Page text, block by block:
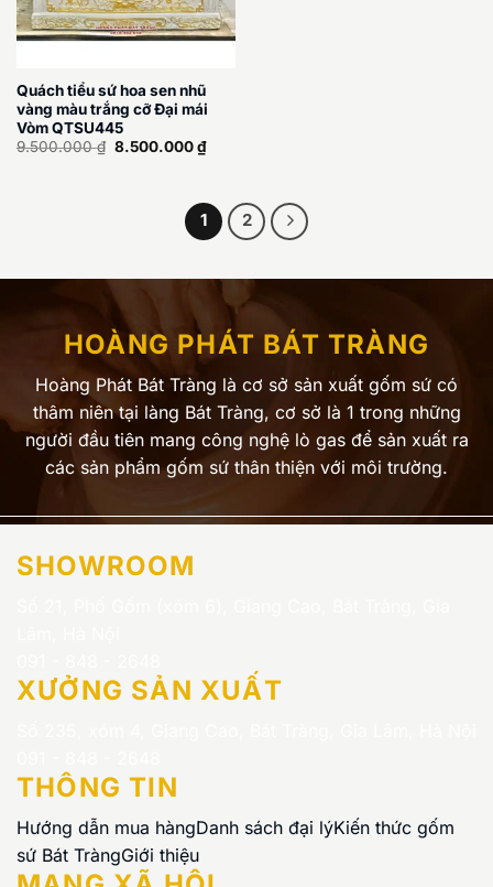
Quách tiểu sứ hoa sen nhũ
vàng màu trắng cỡ Đại mái
Vòm QTSU445
9.500.000₫ Giá
8.500.000₫Giá
hiện
8.500.000 ₫.
1 2
HOÀNG PHÁT BÁT TRÀNG
Hoàng Phát Bát Tràng là cơ sở sản xuất gốm sứ có
thâm niên tại làng Bát Tràng, cơ sở là 1 trong những
người đầu tiên mang công nghệ lò gas để sản xuất ra
các sản phẩm gốm sứ thân thiện với môi trường.
SHOWROOM
XƯỞNG SẢN XUẤT
THÔNG TIN
Hướng dẫn mua hàngDanh sách đại lýKiến thức gốm
sứ Bát TràngGiới thiệu